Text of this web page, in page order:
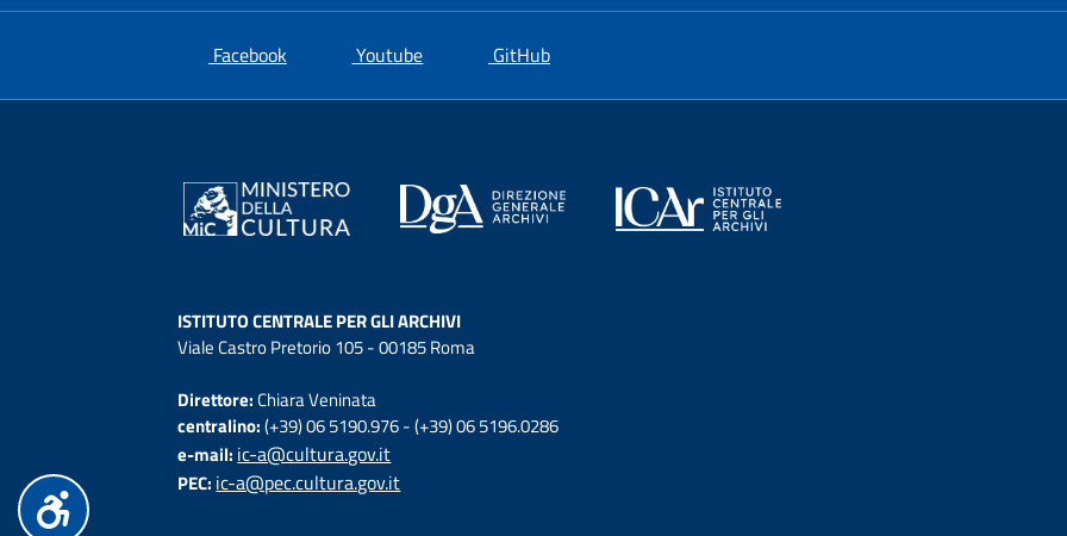
Facebooksi apre in una nuova scheda
Youtubesi apre in una nuova scheda
GitHubsi apre in una nuova scheda
ISTITUTO CENTRALE PER GLI ARCHIVI
Viale Castro Pretorio 105 - 00185 Roma
Direttore:Chiara Veninata
centralino:(+39) 06 5190.976 - (+39) 06 5196.0286
e-mail: ic-a@cultura.gov.it
PEC: ic-a@pec.cultura.gov.it